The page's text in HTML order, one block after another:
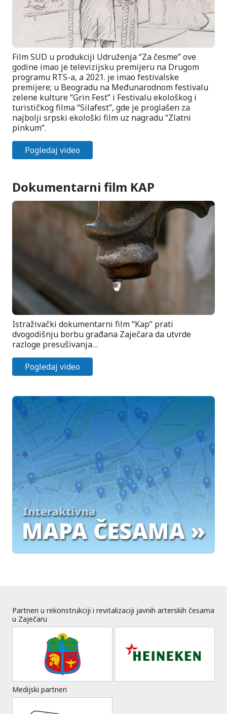
Film SUD u produkciji Udruženja “Za česme” ove
godine imao je televizijsku premijeru na Drugom
programu RTS-a, a 2021. je imao festivalske
premijere; u Beogradu na Međunarodnom festivalu
zelene kulture “Grin Fest” i Festivalu ekološkog i
turističkog filma “Silafest”, gde je proglašen za
najbolji srpski ekološki film uz nagradu “Zlatni
pinkum”.
Pogledaj video
Dokumentarni film KAP
Istraživački dokumentarni film “Kap” prati
dvogodišnju borbu građana Zaječara da utvrde
razloge presušivanja…
Pogledaj video
Partneri u rekonstrukciji i revitalizaciji javnih arterskih česama
u Zaječaru
Medijski partneri